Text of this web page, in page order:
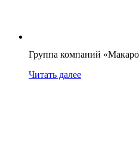
Группа компаний
Читать далее